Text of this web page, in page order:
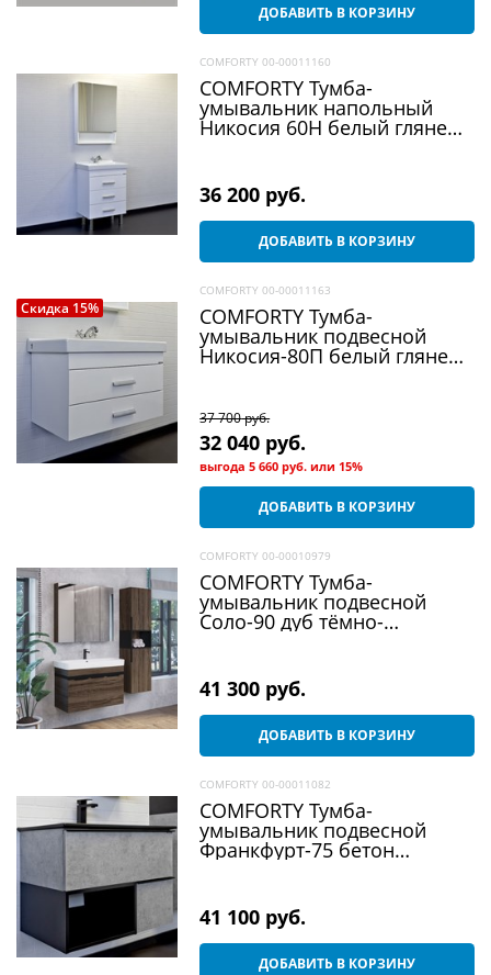
ДОБАВИТЬ В КОРЗИНУ
COMFORTY 00-00011160
COMFORTY Тумба-
умывальник напольный
Никосия 60Н белый глянец
36 200 руб.
ДОБАВИТЬ В КОРЗИНУ
Скидка 15%
COMFORTY 00-00011163
COMFORTY Тумба-
умывальник подвесной
Никосия-80П белый глянец
37 700 руб.
32 040 руб.
выгода5 660 руб. или 15%
ДОБАВИТЬ В КОРЗИНУ
COMFORTY 00-00010979
COMFORTY Тумба-
умывальник подвесной
Соло-90 дуб тёмно-
41 300 руб.
ДОБАВИТЬ В КОРЗИНУ
COMFORTY 00-00011082
COMFORTY Тумба-
умывальник подвесной
Франкфурт-75 бетон
41 100 руб.
ДОБАВИТЬ В КОРЗИНУ